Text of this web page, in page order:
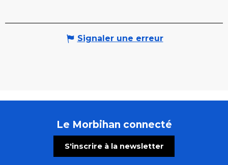
Signaler une erreur
Le Morbihan connecté
S'inscrire à la newsletter